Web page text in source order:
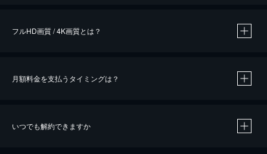
※40％ポイント還元の対象は、クレジットカード決済による作品の購入 / レンタルです。
iOSアプリのUコイン決済による作品の購入 / レンタルは、20％のポイント還元です。
フルHD画質 / 4K画質とは？
月額料金を支払うタイミングは？
いつでも解約できますか